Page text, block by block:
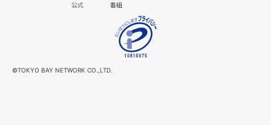
公式 番組
©TOKYO BAY NETWORK CO.,LTD.